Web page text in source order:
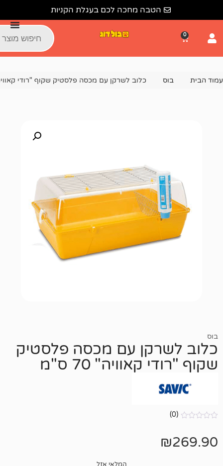
הטבה מחכה לכם בעגלת הקניות
כלוב לשרקן עם מכסה פלסטיק שקוף "רודי קאוויה" 70 ס"מ
עם מכסה פלסטיק
קאוויה" 70 ס"מ